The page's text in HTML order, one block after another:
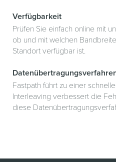
Verfügbarkeit
Prüfen Sie einfach online mit
ob und mit welchen
Standort verfügbar ist.
Fastpath führt zu einer
Interleaving verbessert die
diese